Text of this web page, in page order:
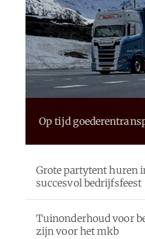
Op tijd
Grote partytent huren
succesvol bedrijfsfeest
Tuinonderhoud voor
zijn voor het mkb